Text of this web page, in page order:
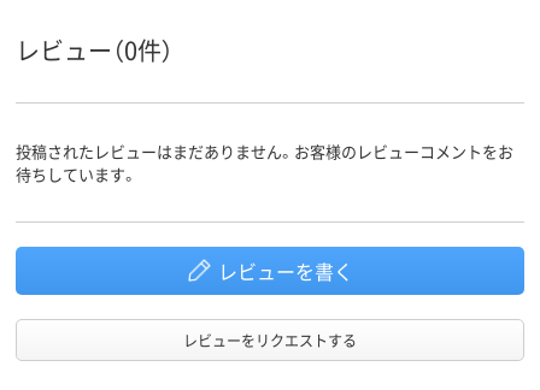
レビュー（0件）
投稿されたレビューはまだありません。お客様のレビューコメントをお
待ちしています。
レビューを書く
レビューをリクエストする